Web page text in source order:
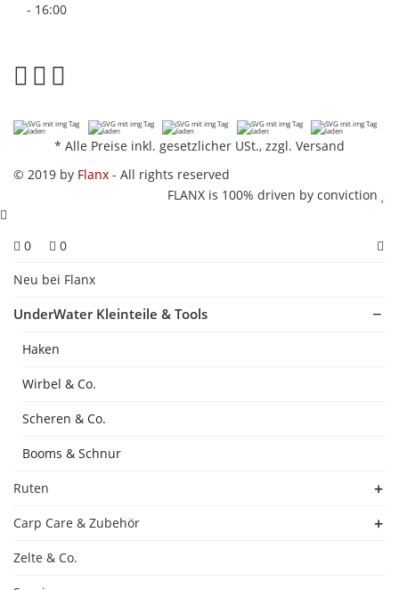
- 16:00
* Alle Preise inkl. gesetzlicher USt., zzgl. Versand
© 2019 by Flanx - All rights reserved
FLANX is 100% driven by conviction
0 0
Neu bei Flanx
UnderWater Kleinteile & Tools
Haken
Wirbel & Co.
Scheren & Co.
Booms & Schnur
Ruten
Carp Care & Zubehör
Zelte & Co.